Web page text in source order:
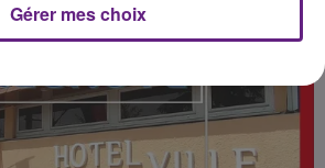
Gérer mes choix